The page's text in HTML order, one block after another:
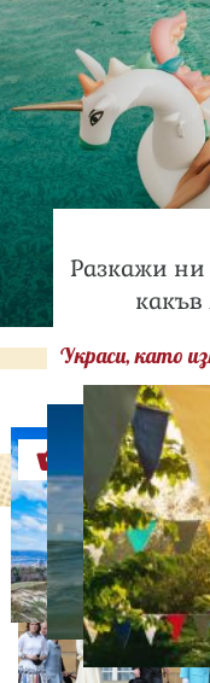
Разкажи ни
Украси, като
Оферти